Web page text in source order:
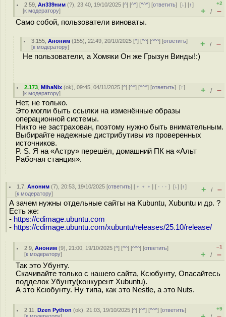
2.59 ,Ан339ним (?), 23:40, 19/10/2025 [^] [^^] [^^^] [ответить][↓] [↑]
[к модератору]
+2
+ / –
Само собой, пользователи виноваты.
3.155 ,Аноним (155), 22:49, 20/10/2025 [^] [^^] [^^^] [ответить]
[к модератору] + / –
Не пользователи, а Хомяки Он же Грызун Винды!:)
2.173 ,MihaNix (ok), 09:45, 04/11/2025 [^] [^^] [^^^] [ответить][↑]
[к модератору] + / –
Нет, не только.
Это могли быть ссылки на изменённые образы
операционной системы.
Никто не застрахован, поэтому нужно быть внимательным.
Выбирайте надежные дистрибутивы из проверенных
источников.
P. S. Я на «Астру» перешёл, домашний ПК на «Альт
Рабочая станция».
1.7 ,Аноним (7), 20:53, 19/10/2025 [ответить] [ ﹢﹢﹢] [ · · ·][↓] [↑]
[к модератору] + / –
А зачем нужны отдельные сайты на Kubuntu, Xubuntu и др. ?
Есть же:
- https://cdimage.ubuntu.com
- https://cdimage.ubuntu.com/xubuntu/releases/25.10/release/
2.9 ,Аноним (9), 21:00, 19/10/2025 [^] [^^] [^^^] [ответить]
[к модератору]
–1
+ / –
Так это Убунту.
Скачивайте только с нашего сайта, Ксюбунту, Опасайтесь
подделок Убунту(конкурент Xubuntu).
А это Ксюбунту. Ну типа, как это Nestle, а это Nuts.
2.11 ,Dzen Python (ok), 21:03, 19/10/2025 [^] [^^] [^^^] [ответить]
+9